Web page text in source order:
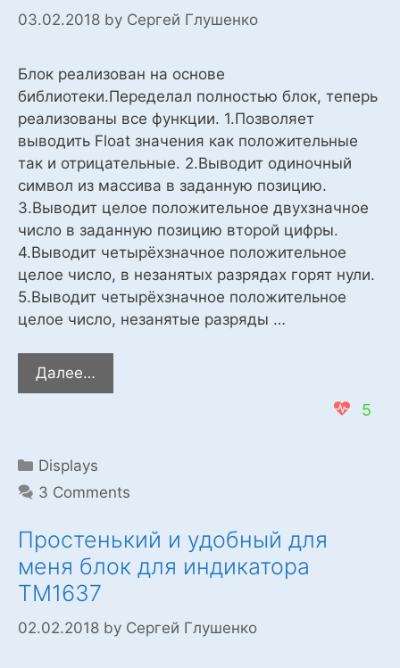
03.02.2018 by Сергей Глушенко
Блок реализован на основе
библиотеки.Переделал полностью блок, теперь
реализованы все функции. 1.Позволяет
выводить Float значения как положительные
так и отрицательные. 2.Выводит одиночный
символ из массива в заданную позицию.
3.Выводит целое положительное двухзначное
число в заданную позицию второй цифры.
4.Выводит четырёхзначное положительное
целое число, в незанятых разрядах горят нули.
5.Выводит четырёхзначное положительное
целое число, незанятые разряды …
Далее…
для
на
микросхемах
74Н595
4-
bit
led
digital
5
Categories
Displays
3 Comments
Простенький и удобный для
меня блок для индикатора
ТМ1637
02.02.2018 by Сергей Глушенко